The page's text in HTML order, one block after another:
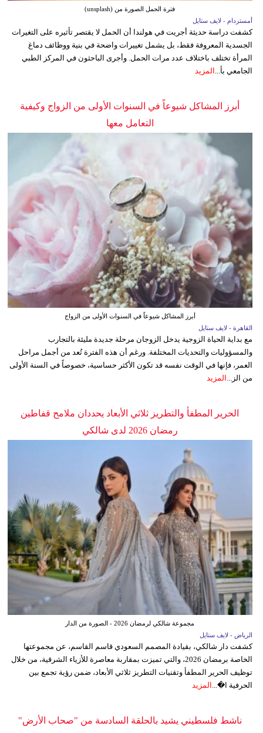
فترة الحمل الصورة من (unsplash)
أمستردام - لايف ستايل
كشفت دراسة حديثة أجريت في هولندا أن الحمل لا يقتصر تأثيره على التغيرات
الجسدية المعروفة فقط، بل يشمل تغييرات واضحة في بنية ووظائف دماغ
المرأة تختلف باختلاف عدد مرات الحمل. وأجرى الباحثون في المركز الطبي
الجامعي بأ... المزيد
أبرز المشاكل شيوعاً في السنوات الأولى من الزواج وكيفية
التعامل معها
أبرز المشاكل شيوعاً في السنوات الأولى من الزواج
القاهرة - لايف ستايل
مع بداية الحياة الزوجية يدخل الزوجان مرحلة جديدة مليئة بالتجارب
والمسؤوليات والتحديات المختلفة. ورغم أن هذه الفترة تُعد من أجمل مراحل
العمر، فإنها في الوقت نفسه قد تكون الأكثر حساسية، خصوصاً في السنة الأولى
من الز...
المزيد
الحرير المطفأ والتطريز ثلاثي الأبعاد يحددان ملامح قفاطين
رمضان 2026 لدى شالكي
مجموعة شالكي لرمضان 2026 - الصورة من الدار
الرياض - لايف ستايل
كشفت دار شالكي، بقيادة المصمم السعودي قاسم القاسم، عن مجموعتها
الخاصة برمضان 2026، والتي تميزت بمقاربة معاصرة للأزياء الشرقية، من خلال
توظيف الحرير المطفأ وتقنيات التطريز ثلاثي الأبعاد، ضمن رؤية تجمع بين
الحرفية ا�... المزيد
ناشط فلسطيني يشيد بالحلقة السادسة من "صحاب الأرض"